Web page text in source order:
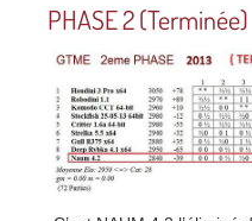
PHASE 2 (Terminée)